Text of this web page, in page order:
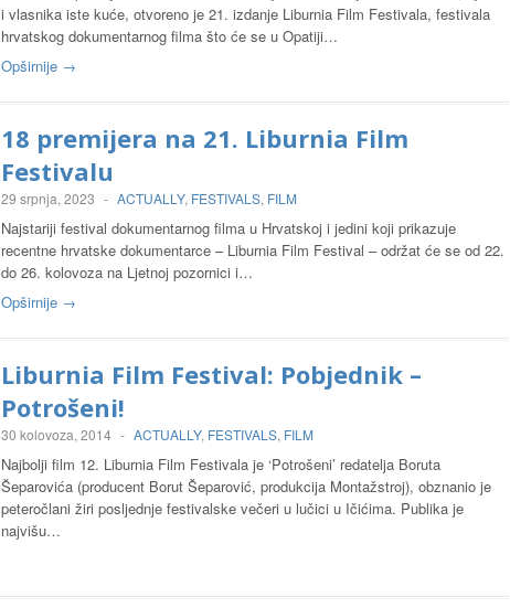
i vlasnika iste kuće, otvoreno je 21. izdanje Liburnia Film Festivala, festivala
hrvatskog dokumentarnog filma što će se u Opatiji…
Opširnije →
18 premijera na 21. Liburnia Film
Festivalu
29 srpnja, 2023 - ACTUALLY, FESTIVALS, FILM
Najstariji festival dokumentarnog filma u Hrvatskoj i jedini koji prikazuje
recentne hrvatske dokumentarce – Liburnia Film Festival – održat će se od 22.
do 26. kolovoza na Ljetnoj pozornici i…
Opširnije →
Liburnia Film Festival: Pobjednik –
Potrošeni!
30 kolovoza, 2014 - ACTUALLY, FESTIVALS, FILM
Najbolji film 12. Liburnia Film Festivala je ‘Potrošeni’ redatelja Boruta
Šeparovića (producent Borut Šeparović, produkcija Montažstroj), obznanio je
peteročlani žiri posljednje festivalske večeri u lučici u Ičićima. Publika je
najvišu…